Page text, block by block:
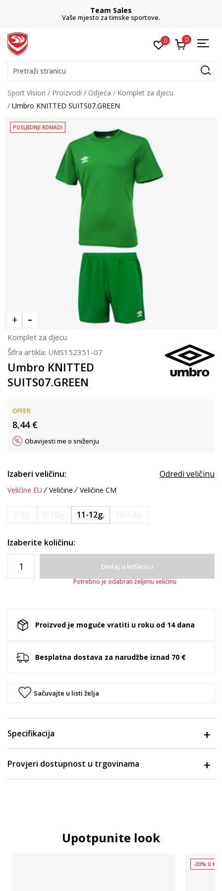
Team Sales
Vaše mjesto za timske sportove.
0 0
Pretraži stranicu
Sport Vision Proizvodi Odjeća
Komplet za djecu
Umbro KNITTED SUITS07.GREEN
POSLJEDNJI KOMADI
Komplet za djecu
Šifra artikla: UMS152351-07
Umbro KNITTED
SUITS07.GREEN
OFFER
8,44 €
Obavijesti me o sniženju
Izaberi veličinu: Odredi veličinu
Veličine EU Veličine Veličine CM
11-12g.
Izaberite količinu:
Dodaj u košaricu
Potrebno je odabrati željenu veličinu
Proizvod je moguće vratiti u roku od 14 dana
Besplatna dostava za narudžbe iznad 70 €
Sačuvajte u listi želja
Specifikacija
Provjeri dostupnost u trgovinama
Upotpunite look
-30% U